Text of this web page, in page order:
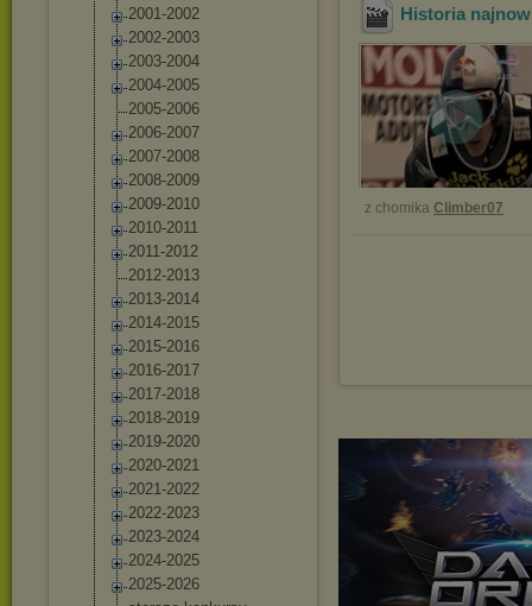
2001-2002
2002-2003
2003-2004
2004-2005
2005-2006
2006-2007
2007-2008
2008-2009
2009-2010
2010-2011
2011-2012
2012-2013
2013-2014
2014-2015
2015-2016
2016-2017
2017-2018
2018-2019
2019-2020
2020-2021
2021-2022
2022-2023
2023-2024
2024-2025
2025-2026
Historia
z chomika Climber07